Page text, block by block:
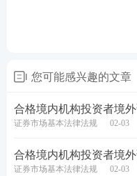
答疑互助：添加233网
233wx 】加入233网校
进步相约拿证！
您可能感兴趣的文章
合格境内机构投资者境
证券市场基本法律法规 02-03
合格境内机构投资者境
证券市场基本法律法规 02-03